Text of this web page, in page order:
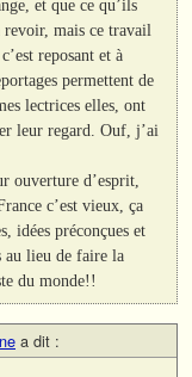
et que ce qu’ils
revoir, mais ce travail
reposant et à
permettent de
lectrices elles, ont
leur regard. Ouf, j’ai
ouverture d’esprit,
c’est vieux, ça
idées préconçues et
lieu de faire la
du monde!!
a dit :